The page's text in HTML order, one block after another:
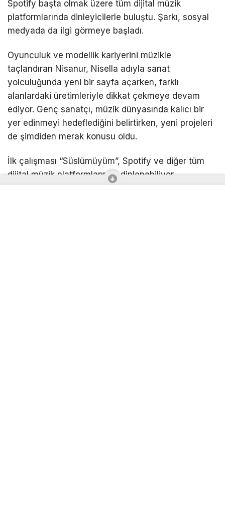
Spotify başta olmak üzere tüm dijital müzik
platformlarında dinleyicilerle buluştu. Şarkı, sosyal
medyada da ilgi görmeye başladı.
Oyunculuk ve modellik kariyerini müzikle
taçlandıran Nisanur, Nisella adıyla sanat
yolculuğunda yeni bir sayfa açarken, farklı
alanlardaki üretimleriyle dikkat çekmeye devam
ediyor. Genç sanatçı, müzik dünyasında kalıcı bir
yer edinmeyi hedeflediğini belirtirken, yeni projeleri
de şimdiden merak konusu oldu.
İlk çalışması “Süslümüyüm”, Spotify ve diğer tüm
dijital müzik platformlarında dinlenebiliyor.
Nisella’nın müzik kariyerindeki yeni adımlarının